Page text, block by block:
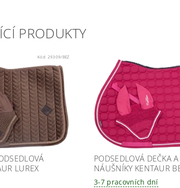
PRODUKTY
Kód: 29309/BEZ
LUREX
PODSEDLOVÁ DEČKA A
NÁUŠNÍKY KENTAUR
3-7 pracovních dní